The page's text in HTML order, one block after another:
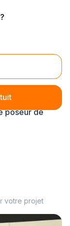
poseur de
votre projet